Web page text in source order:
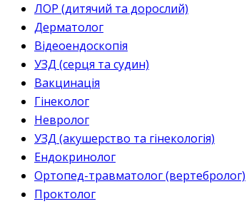
ЛОР (дитячий та дорослий)
Дерматолог
Відеоендоскопія
УЗД (серця та судин)
Вакцинація
Гінеколог
Невролог
УЗД (акушерство та гінекологія)
Ендокринолог
Ортопед-травматолог (вертебролог)
Проктолог